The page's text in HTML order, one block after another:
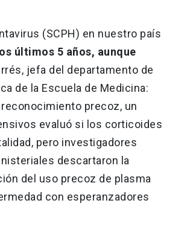
(SCPH) en nuestro país
últimos 5 años, aunque
jefa del departamento de
de la Escuela de Medicina:
precoz, un
evaluó si los corticoides
pero investigadores
descartaron la
del uso precoz de plasma
con esperanzadores